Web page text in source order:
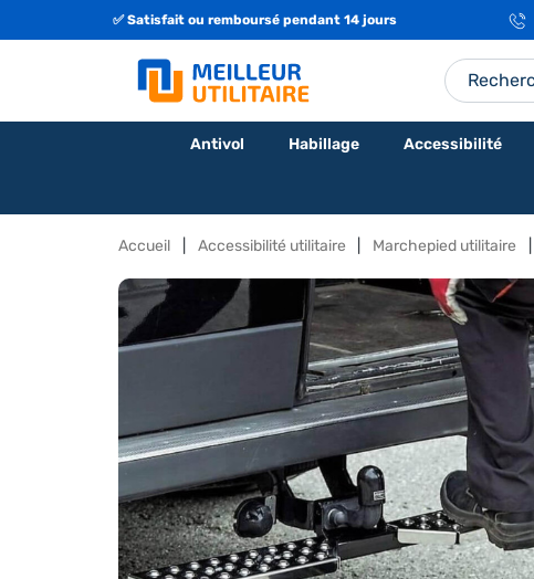
✅ Satisfait ou remboursé pendant 14 jours
Antivol Habillage Accessibilité
Accueil Accessibilité utilitaire Marchepied utilitaire